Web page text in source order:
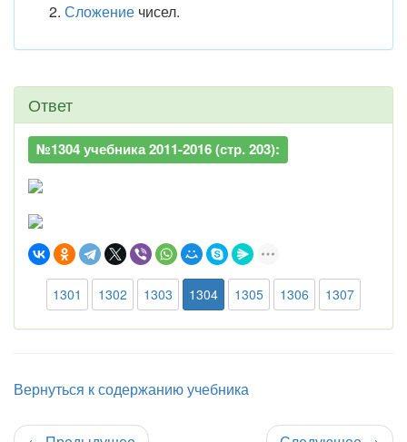
Сложение чисел.
Ответ
№1304 учебника 2011-2016 (стр. 203):
1301 1302 1303 1304 1305 1306 1307
Вернуться к содержанию учебника